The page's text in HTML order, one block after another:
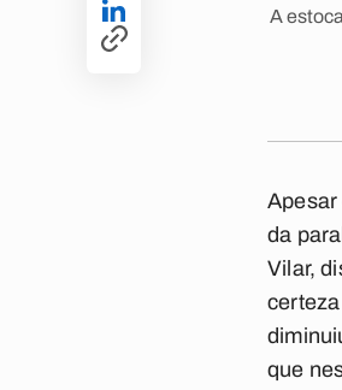
A
Apesar
da
Vilar,
que